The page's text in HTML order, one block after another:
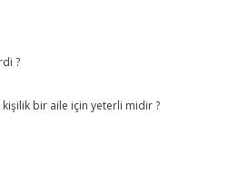
?
bir aile için yeterli midir ?